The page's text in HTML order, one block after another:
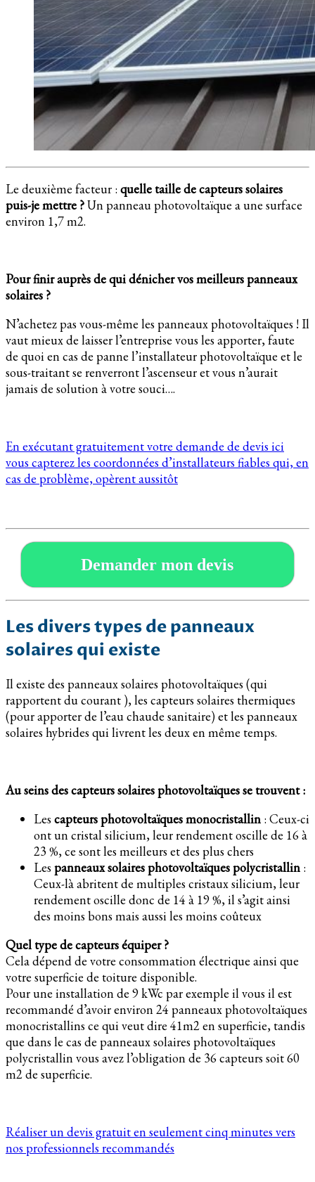
Le deuxième facteur : quelle taille de capteurs solaires
puis-je mettre ?Un panneau photovoltaïque a une surface
environ 1,7 m2.
Pour finir auprès de qui dénicher vos meilleurs panneaux
solaires ?
N’achetez pas vous-même les panneaux photovoltaïques ! Il
vaut mieux de laisser l’entreprise vous les apporter, faute
de quoi en cas de panne l’installateur photovoltaïque et le
sous-traitant se renverront l’ascenseur et vous n’aurait
jamais de solution à votre souci….
En exécutant gratuitement votre demande de devis ici
vous capterez les coordonnées d’installateurs fiables qui, en
cas de problème, opèrent aussitôt
Demander mon devis
Les divers types de panneaux
solaires qui existe
Il existe des panneaux solaires photovoltaïques (qui
rapportent du courant ), les capteurs solaires thermiques
(pour apporter de l’eau chaude sanitaire) et les panneaux
solaires hybrides qui livrent les deux en même temps.
Au seins des capteurs solaires photovoltaïques se trouvent :
Les capteurs photovoltaïques monocristallin : Ceux-ci
ont un cristal silicium, leur rendement oscille de 16 à
23 %, ce sont les meilleurs et des plus chers
Les panneaux solaires photovoltaïques polycristallin :
Ceux-là abritent de multiples cristaux silicium, leur
rendement oscille donc de 14 à 19 %, il s’agit ainsi
des moins bons mais aussi les moins coûteux
Quel type de capteurs équiper ?
Cela dépend de votre consommation électrique ainsi que
votre superficie de toiture disponible.
Pour une installation de 9 kWc par exemple il vous il est
recommandé d’avoir environ 24 panneaux photovoltaïques
monocristallins ce qui veut dire 41m2 en superficie, tandis
que dans le cas de panneaux solaires photovoltaïques
polycristallin vous avez l’obligation de 36 capteurs soit 60
m2 de superficie.
Réaliser un devis gratuit en seulement cinq minutes vers
nos professionnels recommandés